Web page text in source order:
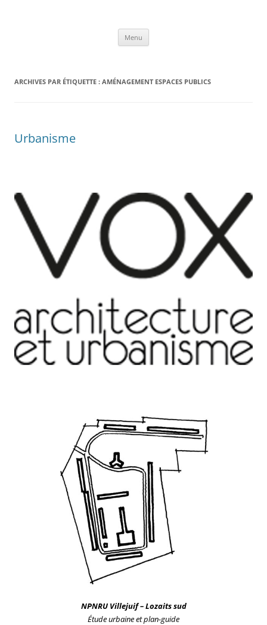
Menu
ARCHIVES PAR ÉTIQUETTE : AMÉNAGEMENT ESPACES PUBLICS
Urbanisme
NPNRU Villejuif– Lozaits sud
Étude urbaine et plan-guide